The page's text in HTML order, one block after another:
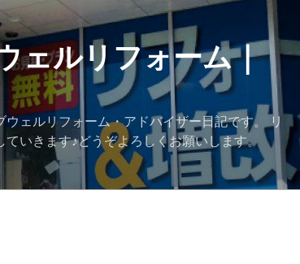
ェルリフォーム｜
ェルリフォーム・アドバイザー日記です。 リ
いきます♪どうぞよろしくお願いします。